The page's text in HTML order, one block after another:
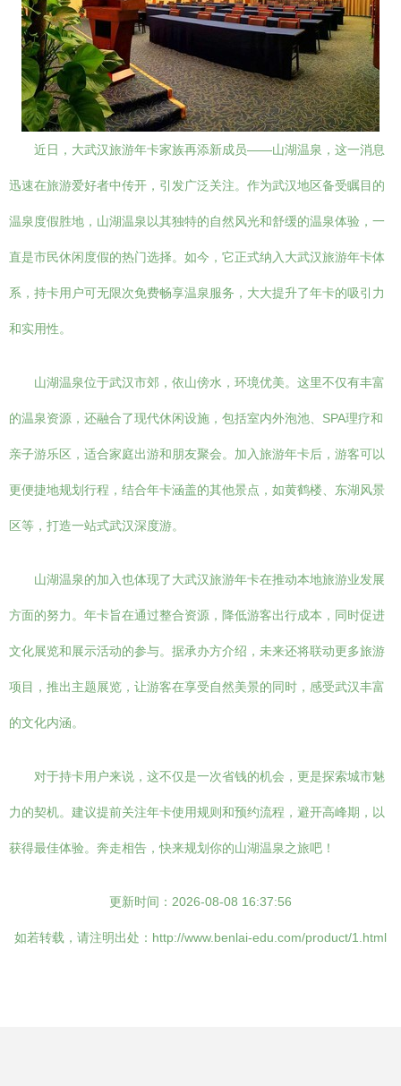
近日，大武汉旅游年卡家族再添新成员——山湖温泉，这一消息
迅速在旅游爱好者中传开，引发广泛关注。作为武汉地区备受瞩目的
温泉度假胜地，山湖温泉以其独特的自然风光和舒缓的温泉体验，一
直是市民休闲度假的热门选择。如今，它正式纳入大武汉旅游年卡体
系，持卡用户可无限次免费畅享温泉服务，大大提升了年卡的吸引力
和实用性。
山湖温泉位于武汉市郊，依山傍水，环境优美。这里不仅有丰富
的温泉资源，还融合了现代休闲设施，包括室内外泡池、SPA理疗和
亲子游乐区，适合家庭出游和朋友聚会。加入旅游年卡后，游客可以
更便捷地规划行程，结合年卡涵盖的其他景点，如黄鹤楼、东湖风景
区等，打造一站式武汉深度游。
山湖温泉的加入也体现了大武汉旅游年卡在推动本地旅游业发展
方面的努力。年卡旨在通过整合资源，降低游客出行成本，同时促进
文化展览和展示活动的参与。据承办方介绍，未来还将联动更多旅游
项目，推出主题展览，让游客在享受自然美景的同时，感受武汉丰富
的文化内涵。
对于持卡用户来说，这不仅是一次省钱的机会，更是探索城市魅
力的契机。建议提前关注年卡使用规则和预约流程，避开高峰期，以
获得最佳体验。奔走相告，快来规划你的山湖温泉之旅吧！
更新时间：2026-08-08 16:37:56
如若转载，请注明出处：http://www.benlai-edu.com/product/1.html